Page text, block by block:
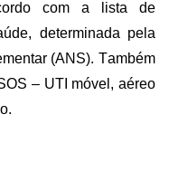
com a lista de
determinada pela
(ANS). Também
– UTI móvel, aéreo